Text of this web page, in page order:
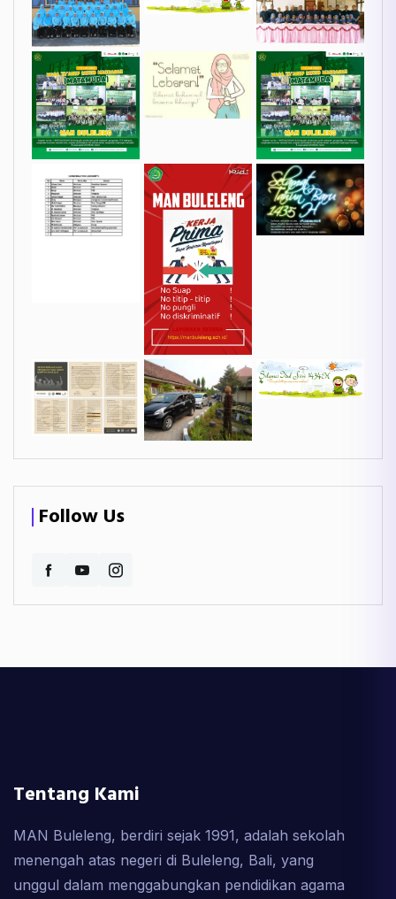
Follow Us
Tentang Kami
MAN Buleleng, berdiri sejak 1991, adalah sekolah
menengah atas negeri di Buleleng, Bali, yang
unggul dalam menggabungkan pendidikan agama